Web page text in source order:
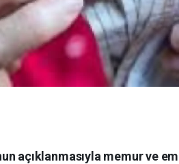
açıklanmasıyla memur ve